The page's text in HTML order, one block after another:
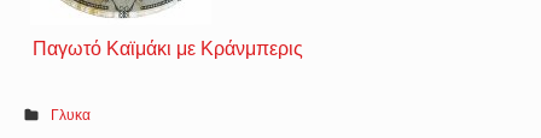
Παγωτό Καϊμάκι με Κράνμπερις
Γλυκα